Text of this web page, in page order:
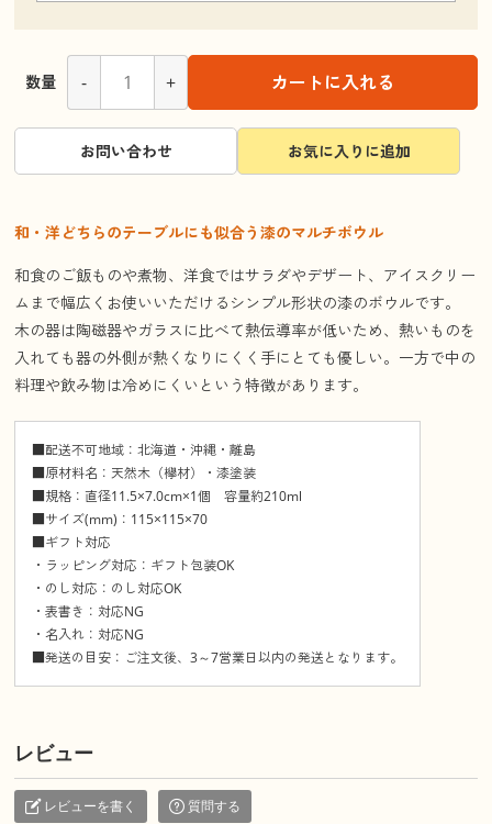
数量 - + カートに入れる
お問い合わせ お気に入りに追加
和・洋どちらのテーブルにも似合う漆のマルチボウル
和食のご飯ものや煮物、洋食ではサラダやデザート、アイスクリー
ムまで幅広くお使いいただけるシンプル形状の漆のボウルです。
木の器は陶磁器やガラスに比べて熱伝導率が低いため、熱いものを
入れても器の外側が熱くなりにくく手にとても優しい。一方で中の
料理や飲み物は冷めにくいという特徴があります。
■配送不可地域：北海道・沖縄・離島
■原材料名：天然木（欅材）・漆塗装
■規格：直径11.5×7.0cm×1個 容量約210ml
■サイズ(mm)：115×115×70
■ギフト対応
・ラッピング対応：ギフト包装OK
・のし対応：のし対応OK
・表書き：対応NG
・名入れ：対応NG
■発送の目安：ご注文後、3～7営業日以内の発送となります。
レビュー
レビューを書く 質問する